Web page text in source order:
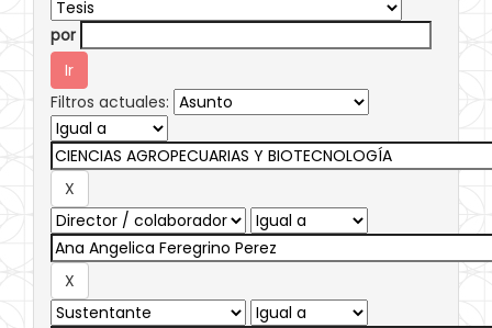
por
Filtros actuales: